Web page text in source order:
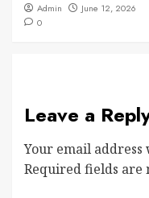
Admin
June 12, 2026
0
Leave a
Your email
Required fields are